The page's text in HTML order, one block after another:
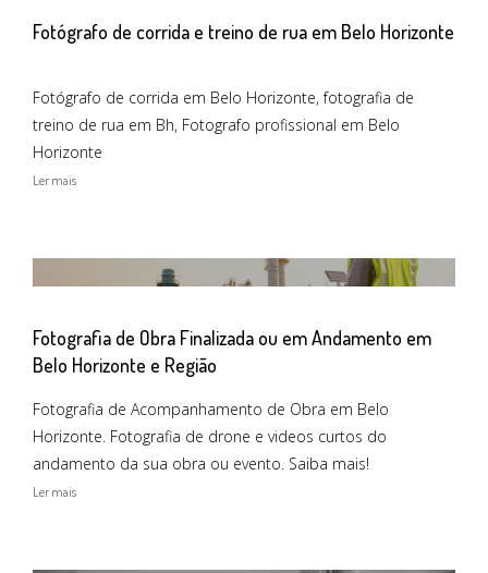
Fotógrafo de corrida e treino de rua em Belo Horizonte
Fotógrafo de corrida em Belo Horizonte, fotografia de
treino de rua em Bh, Fotografo profissional em Belo
Horizonte
Ler mais
Fotografia de Obra Finalizada ou em Andamento em
Belo Horizonte e Região
Fotografia de Acompanhamento de Obra em Belo
Horizonte. Fotografia de drone e videos curtos do
andamento da sua obra ou evento. Saiba mais!
Ler mais